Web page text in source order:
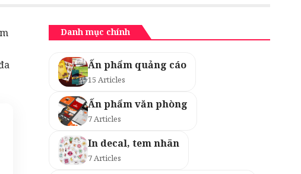
Danh mục chính
Ấn phẩm quảng cáo
15 Articles
Ấn phẩm văn phòng
7 Articles
In decal, tem nhãn
7 Articles